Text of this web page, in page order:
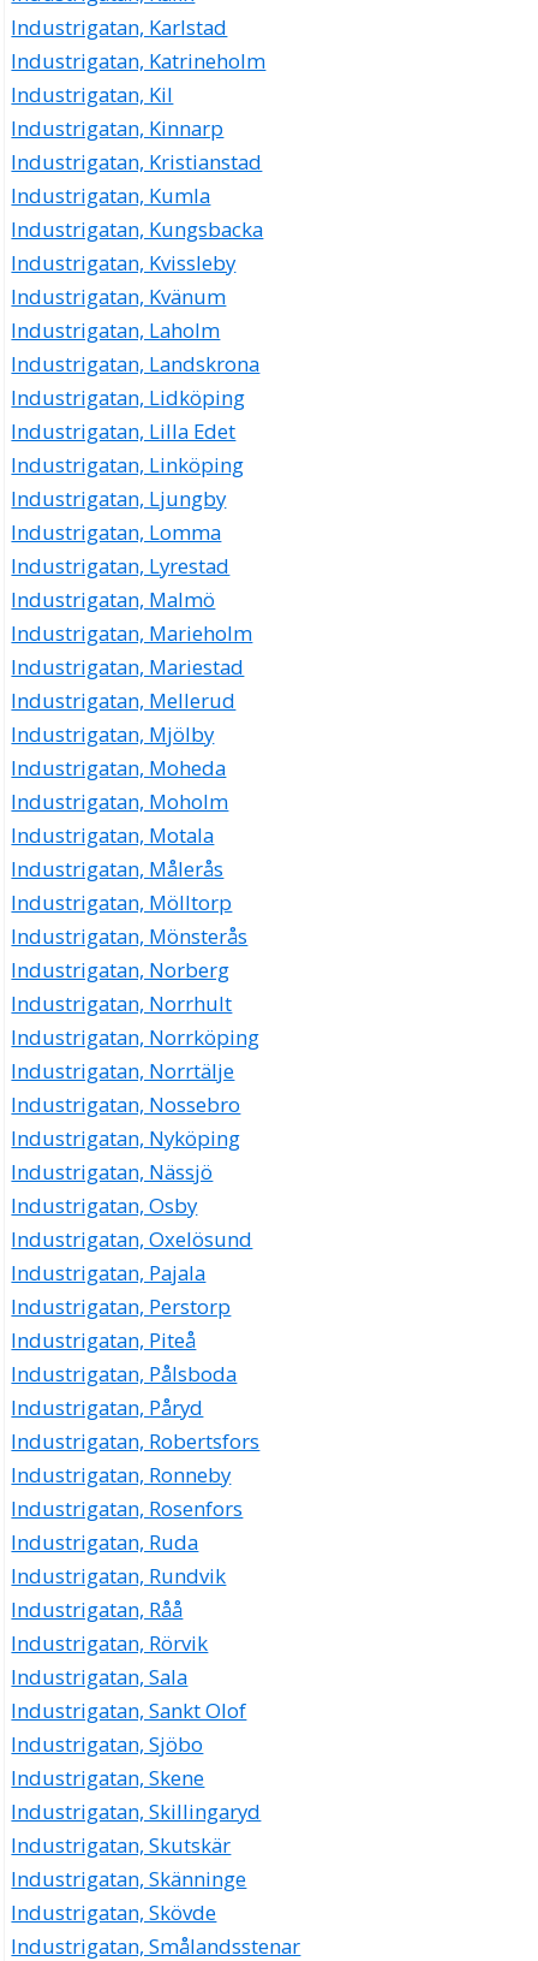
Industrigatan, Karlstad
Industrigatan, Katrineholm
Industrigatan, Kil
Industrigatan, Kinnarp
Industrigatan, Kristianstad
Industrigatan, Kumla
Industrigatan, Kungsbacka
Industrigatan, Kvissleby
Industrigatan, Kvänum
Industrigatan, Laholm
Industrigatan, Landskrona
Industrigatan, Lidköping
Industrigatan, Lilla Edet
Industrigatan, Linköping
Industrigatan, Ljungby
Industrigatan, Lomma
Industrigatan, Lyrestad
Industrigatan, Malmö
Industrigatan, Marieholm
Industrigatan, Mariestad
Industrigatan, Mellerud
Industrigatan, Mjölby
Industrigatan, Moheda
Industrigatan, Moholm
Industrigatan, Motala
Industrigatan, Målerås
Industrigatan, Mölltorp
Industrigatan, Mönsterås
Industrigatan, Norberg
Industrigatan, Norrhult
Industrigatan, Norrköping
Industrigatan, Norrtälje
Industrigatan, Nossebro
Industrigatan, Nyköping
Industrigatan, Nässjö
Industrigatan, Osby
Industrigatan, Oxelösund
Industrigatan, Pajala
Industrigatan, Perstorp
Industrigatan, Piteå
Industrigatan, Pålsboda
Industrigatan, Påryd
Industrigatan, Robertsfors
Industrigatan, Ronneby
Industrigatan, Rosenfors
Industrigatan, Ruda
Industrigatan, Rundvik
Industrigatan, Råå
Industrigatan, Rörvik
Industrigatan, Sala
Industrigatan, Sankt Olof
Industrigatan, Sjöbo
Industrigatan, Skene
Industrigatan, Skillingaryd
Industrigatan, Skutskär
Industrigatan, Skänninge
Industrigatan, Skövde
Industrigatan, Smålandsstenar